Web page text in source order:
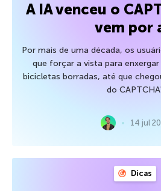
A IA venceu o
vem por
Por mais de uma década, os
que forçar a vista para
bicicletas borradas, até que
do
14 jul
Dicas